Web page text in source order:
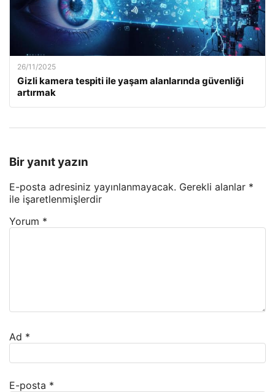
26/11/2025
Gizli kamera tespiti ile yaşam alanlarında güvenliği
artırmak
Bir yanıt yazın
E-posta adresiniz yayınlanmayacak. Gerekli alanlar *
ile işaretlenmişlerdir
Yorum *
Ad *
E-posta *